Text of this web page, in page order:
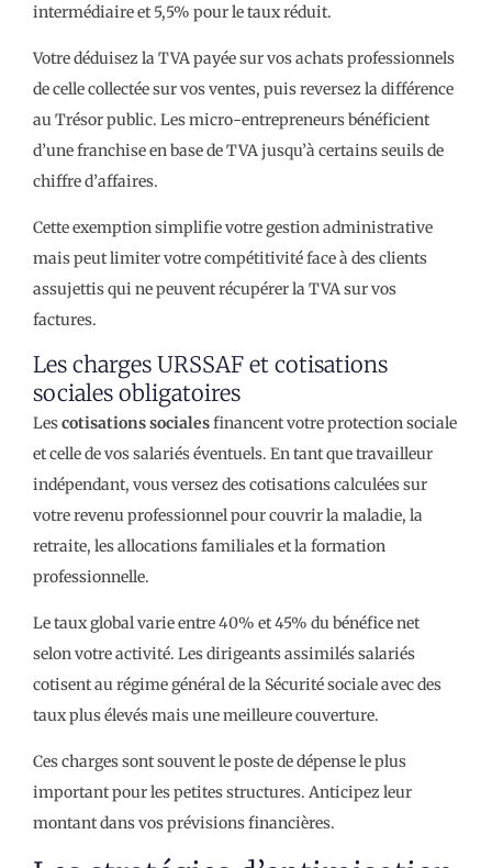
intermédiaire et 5,5% pour le taux réduit.
Votre déduisez la TVA payée sur vos achats professionnels
de celle collectée sur vos ventes, puis reversez la différence
au Trésor public. Les micro-entrepreneurs bénéficient
d’une franchise en base de TVA jusqu’à certains seuils de
chiffre d’affaires.
Cette exemption simplifie votre gestion administrative
mais peut limiter votre compétitivité face à des clients
assujettis qui ne peuvent récupérer la TVA sur vos
factures.
Les charges URSSAF et cotisations
sociales obligatoires
Lescotisations socialesfinancent votre protection sociale
et celle de vos salariés éventuels. En tant que travailleur
indépendant, vous versez des cotisations calculées sur
votre revenu professionnel pour couvrir la maladie, la
retraite, les allocations familiales et la formation
professionnelle.
Le taux global varie entre 40% et 45% du bénéfice net
selon votre activité. Les dirigeants assimilés salariés
cotisent au régime général de la Sécurité sociale avec des
taux plus élevés mais une meilleure couverture.
Ces charges sont souvent le poste de dépense le plus
important pour les petites structures. Anticipez leur
montant dans vos prévisions financières.